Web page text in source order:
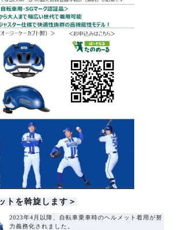
トを斡旋します＞
2023年4月以降、自転車乗車時のヘルメット着用が努
力義務化されました。